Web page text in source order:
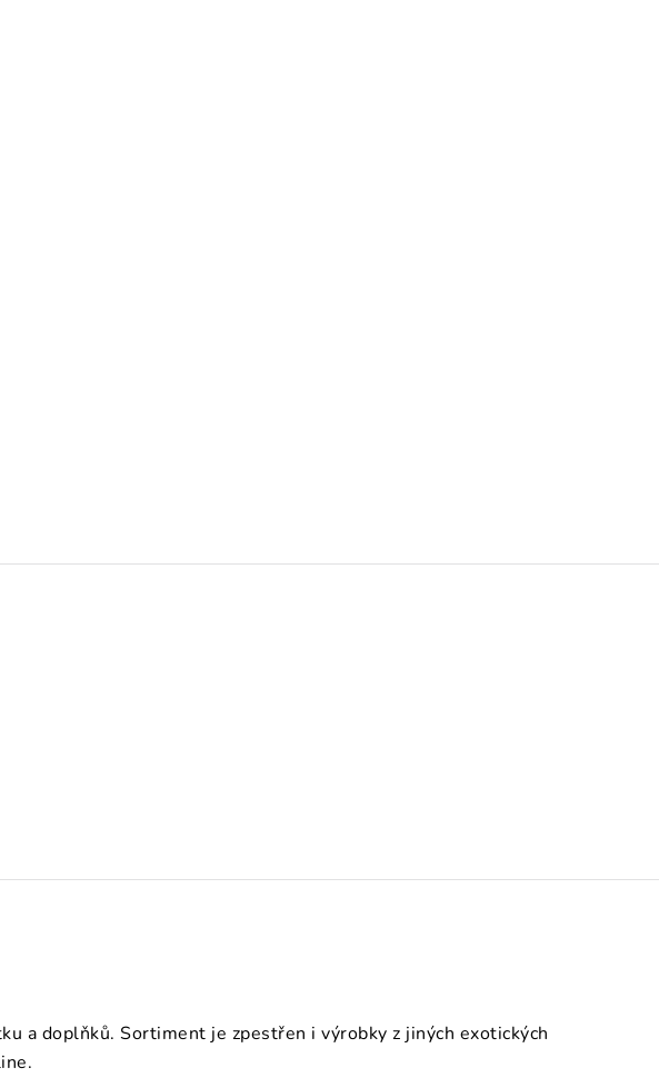
a doplňků. Sortiment je zpestřen i výrobky z jiných exotických